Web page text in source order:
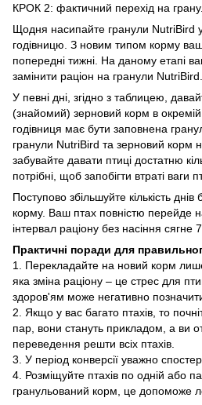
КРОК 2: фактичний перехід на
Щодня насипайте гранули NutriBird
годівницю. З новим типом корму
попередні тижні. На даному етапі
замінити раціон на гранули NutriBird.
У певні дні, згідно з таблицею,
(знайомий) зерновий корм в
годівниця має бути заповнена
гранули NutriBird та зерновий корм
забувайте давати птиці достатню
потрібні, щоб запобігти втраті ваги
Поступово збільшуйте кількість
корму. Ваш птах повністю перейде
інтервал раціону без насіння сягне 7
Практичні поради для
1. Перекладайте на новий корм
яка зміна раціону – це стрес для
здоров'ям може негативно
2. Якщо у вас багато птахів, то
пар, вони стануть прикладом, а ви
переведення решти всіх птахів.
3. У період конверсії уважно
4. Розміщуйте птахів по одній або
гранульований корм, це допоможе